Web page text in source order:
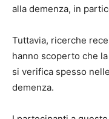
alla demenza, in
Tuttavia, ricerche
hanno scoperto che
si verifica spesso
demenza.